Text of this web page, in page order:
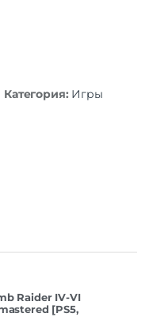
Категория: Игры
Raider IV-VI
[PS5,